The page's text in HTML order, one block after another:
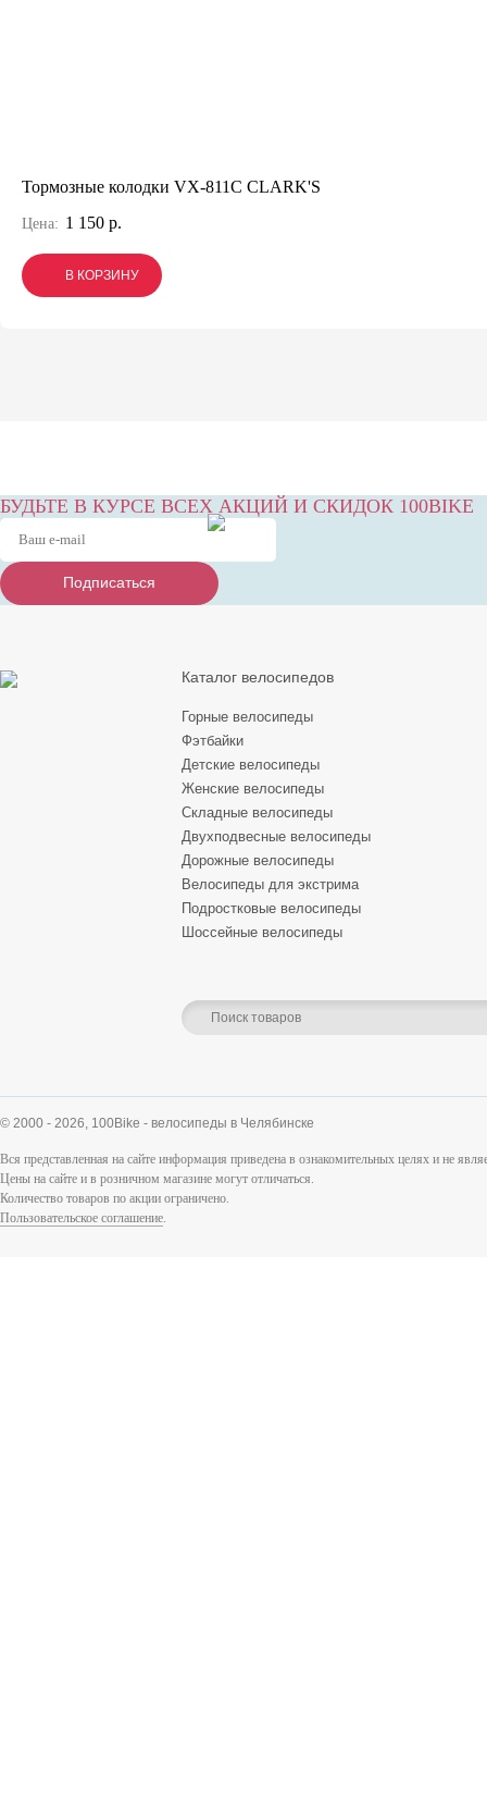
Тормозные колодки VX-811C CLARK'S
Цена: 1 150 р.
В КОРЗИНУ
В КОРЗИНУ
В КОРЗИНУ
БУДЬТЕ В КУРСЕ ВСЕХ АКЦИЙ И СКИДОК 100BIKE
Подписаться
Подписаться
Подписаться
Каталог велосипедов
Горные велосипеды
Фэтбайки
Детские велосипеды
Женские велосипеды
Складные велосипеды
Двухподвесные велосипеды
Дорожные велосипеды
Велосипеды для экстрима
Подростковые велосипеды
Шоссейные велосипеды
© 2000 - 2026, 100Bike - велосипеды в Челябинске
Вся представленная на сайте информация приведена в ознакомительных целях и не
Цены на сайте и в розничном магазине могут отличаться.
Количество товаров по акции ограничено.
Пользовательское соглашение.